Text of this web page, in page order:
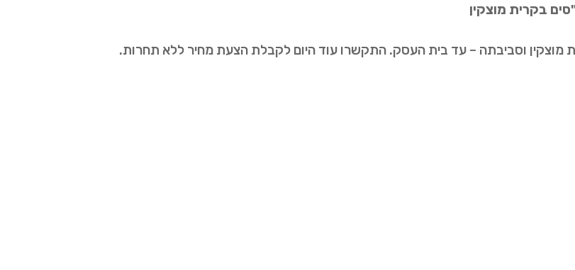
בקרית מוצקין
מוצקין וסביבתה – עד בית העסק. התקשרו עוד היום לקבלת הצעת מחיר ללא תחרות.